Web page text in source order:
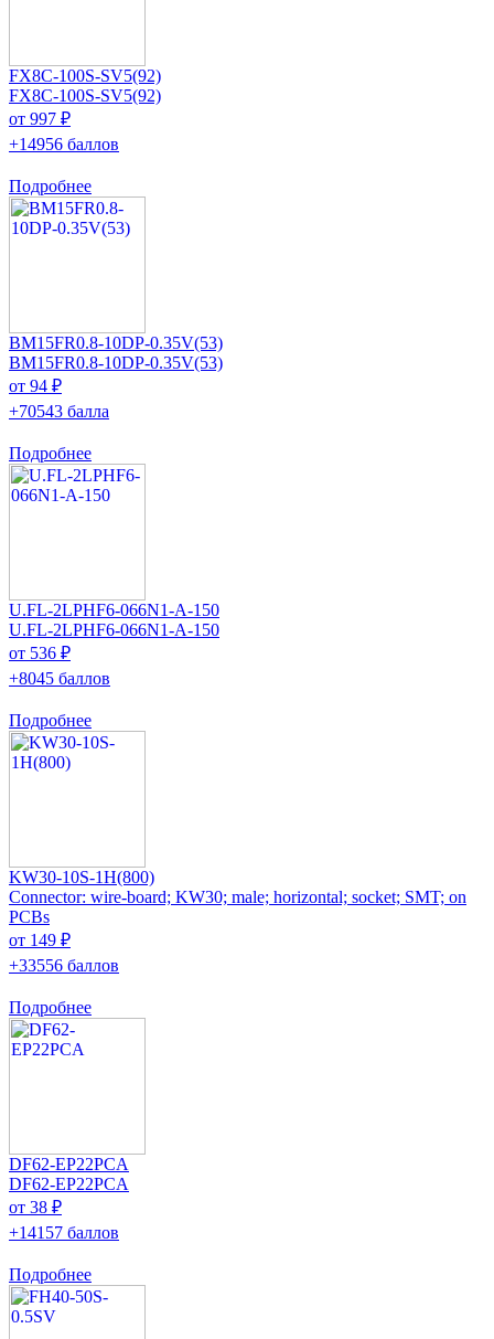
FX8C-100S-SV5(92)
FX8C-100S-SV5(92)
от 997 ₽
+14956 баллов
Подробнее
BM15FR0.8-10DP-0.35V(53)
BM15FR0.8-10DP-0.35V(53)
от 94 ₽
+70543 балла
Подробнее
U.FL-2LPHF6-066N1-A-150
U.FL-2LPHF6-066N1-A-150
от 536 ₽
+8045 баллов
Подробнее
KW30-10S-1H(800)
Connector: wire-board; KW30; male; horizontal; socket; SMT; on
PCBs
от 149 ₽
+33556 баллов
Подробнее
DF62-EP22PCA
DF62-EP22PCA
от 38 ₽
+14157 баллов
Подробнее